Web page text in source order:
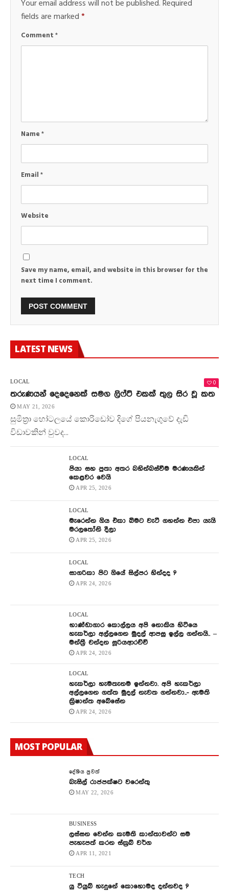
Your email address will not be published.Required
fields are marked*
Comment*
Name*
Email*
Website
Save my name, email, and website in this browser for the
next time I comment.
LATEST NEWS
LOCAL 0
තරුණයන් දෙදෙනෙක් සමග ලිෆ්ට් එකක් තුල සිර වූ කත
MAY 21, 2026
සුමිත්‍රා හෝටලයේ කොරිඩෝව දිගේ පියනැගුවේ දැඩි
විඩාවකින් වුවද...
LOCAL
පියා සහ පුතා අතර බහින්බස්වීම මරණයකින්
කෙළවර වෙයි
APR 25, 2026
LOCAL
මැරෙන්න ගිය එකා බිමට වැටී ගහන්න එපා යැයි
මරලතෝනි දීලා
APR 25, 2026
LOCAL
සාගරිකා පිට ගියේ සිල්පර හින්දද ?
APR 24, 2026
LOCAL
භාණ්ඩාගාර කොල්ලය අපි නොකිය හිටියෙ
හැකර්ලා අල්ලගෙන මුදල් ආපසු ඉල්ල ගන්නයි.. –
මන්ත්‍රී චන්දන සූරියආරච්චි
APR 24, 2026
LOCAL
හැකර්ලා හැමතැනම ඉන්නවා. අපි හැකර්ලා
අල්ලගෙන ගත්ත මුදල් නැවත ගන්නවා..- ඇමති
ක්‍රිෂාන්ත අබේසේන
APR 24, 2026
MOST POPULAR
දේශිය පුවත්
බැසිල් රාජපක්ෂට වරෙන්තු
MAY 22, 2026
BUSINESS
ලස්සන වෙන්න කැමති කාන්තාවන්ට සම
පැහැපත් කරන ස්ක්‍රබ් වර්ග
APR 11, 2021
TECH
යු ටියුබ් හැදුනේ කොහොමද දන්නවද ?